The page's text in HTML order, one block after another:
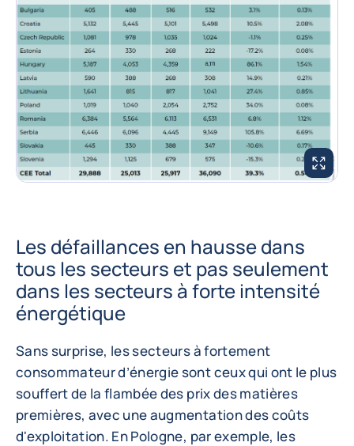
Les défaillances en hausse dans
tous les secteurs et pas seulement
dans les secteurs à forte intensité
énergétique
Sans surprise, les secteurs à fortement
consommateur d’énergie sont ceux qui ont le plus
souffert de la flambée des prix des matières
premières, avec une augmentation des coûts
d'exploitation. En Pologne, par exemple, les